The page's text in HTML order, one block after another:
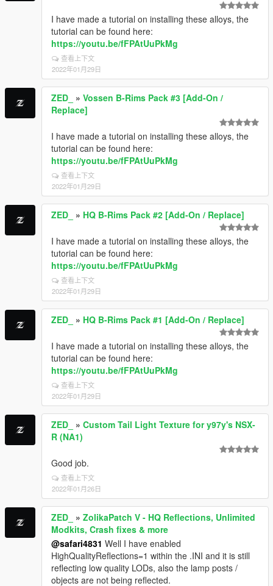
I have made a tutorial on installing these alloys, the
tutorial can be found here:
https://youtu.be/fFPAtUuPkMg
查看上下文
2022年01月29日
ZED_ » Vossen B-Rims Pack #3 [Add-On /
Replace]
I have made a tutorial on installing these alloys, the
tutorial can be found here:
https://youtu.be/fFPAtUuPkMg
查看上下文
2022年01月29日
ZED_ » HQ B-Rims Pack #2 [Add-On / Replace]
I have made a tutorial on installing these alloys, the
tutorial can be found here:
https://youtu.be/fFPAtUuPkMg
查看上下文
2022年01月29日
ZED_ » HQ B-Rims Pack #1 [Add-On / Replace]
I have made a tutorial on installing these alloys, the
tutorial can be found here:
https://youtu.be/fFPAtUuPkMg
查看上下文
2022年01月29日
ZED_ » Custom Tail Light Texture for y97y's NSX-
R (NA1)
Good job.
查看上下文
2022年01月26日
ZED_ » ZolikaPatch V - HQ Reflections, Unlimited
Modkits, Crash fixes & more
@safari4831 Well I have enabled
HighQualityReflections=1 within the .INI and it is still
reflecting low quality LODs, also the lamp posts /
objects are not being reflected.